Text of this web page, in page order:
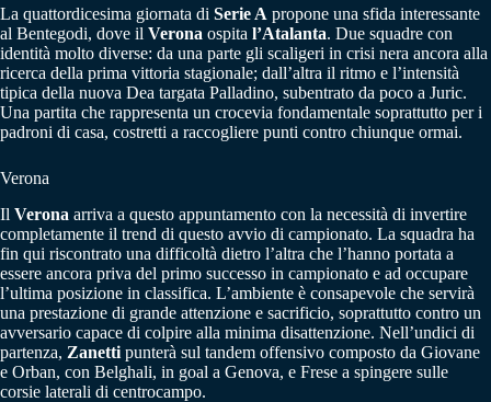
La quattordicesima giornata di Serie A propone una sfida interessante
al Bentegodi, dove il Verona ospita l’Atalanta. Due squadre con
identità molto diverse: da una parte gli scaligeri in crisi nera ancora alla
ricerca della prima vittoria stagionale; dall’altra il ritmo e l’intensità
tipica della nuova Dea targata Palladino, subentrato da poco a Juric.
Una partita che rappresenta un crocevia fondamentale soprattutto per i
padroni di casa, costretti a raccogliere punti contro chiunque ormai.
Verona
Il Verona arriva a questo appuntamento con la necessità di invertire
completamente il trend di questo avvio di campionato. La squadra ha
fin qui riscontrato una difficoltà dietro l’altra che l’hanno portata a
essere ancora priva del primo successo in campionato e ad occupare
l’ultima posizione in classifica. L’ambiente è consapevole che servirà
una prestazione di grande attenzione e sacrificio, soprattutto contro un
avversario capace di colpire alla minima disattenzione. Nell’undici di
partenza, Zanetti punterà sul tandem offensivo composto da Giovane
e Orban, con Belghali, in goal a Genova, e Frese a spingere sulle
corsie laterali di centrocampo.